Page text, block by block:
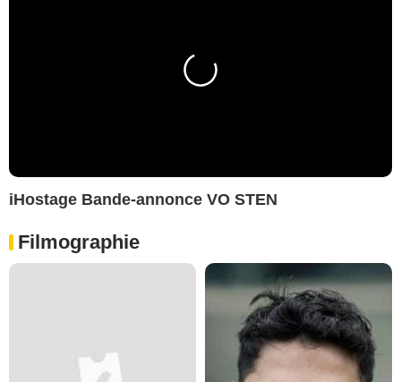
iHostage Bande-annonce VO STEN
Filmographie